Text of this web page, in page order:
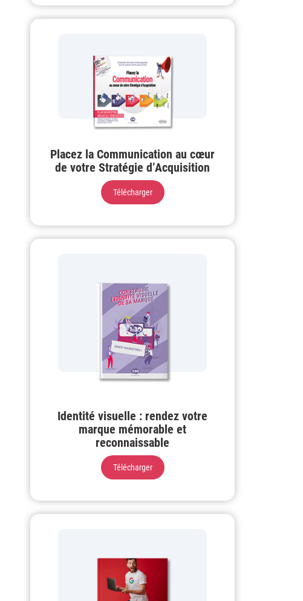
Placez la Communication au cœur
de votre Stratégie d’Acquisition
Télécharger
Identité visuelle : rendez votre
marque mémorable et
reconnaissable
Télécharger